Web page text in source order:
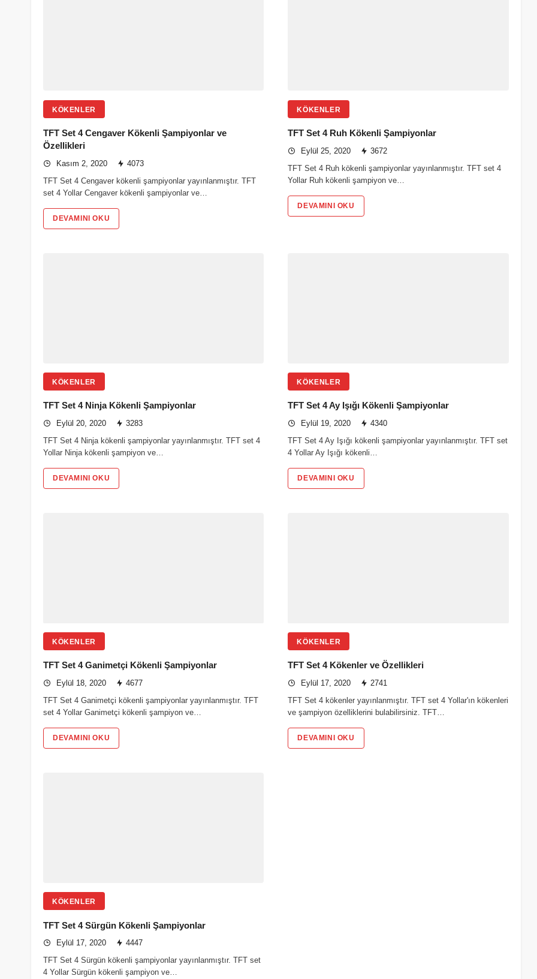
KÖKENLER
TFT Set 4 Cengaver Kökenli Şampiyonlar ve
Özellikleri
Kasım 2, 2020
4073
TFT Set 4 Cengaver kökenli şampiyonlar yayınlanmıştır. TFT
set 4 Yollar Cengaver kökenli şampiyonlar ve…
DEVAMINI OKU
KÖKENLER
TFT Set 4 Ruh Kökenli Şampiyonlar
Eylül 25, 2020
3672
TFT Set 4 Ruh kökenli şampiyonlar yayınlanmıştır. TFT set 4
Yollar Ruh kökenli şampiyon ve…
DEVAMINI OKU
KÖKENLER
TFT Set 4 Ninja Kökenli Şampiyonlar
Eylül 20, 2020
3283
TFT Set 4 Ninja kökenli şampiyonlar yayınlanmıştır. TFT set 4
Yollar Ninja kökenli şampiyon ve…
DEVAMINI OKU
KÖKENLER
TFT Set 4 Ay Işığı Kökenli Şampiyonlar
Eylül 19, 2020
4340
TFT Set 4 Ay Işığı kökenli şampiyonlar yayınlanmıştır. TFT set
4 Yollar Ay Işığı kökenli…
DEVAMINI OKU
KÖKENLER
TFT Set 4 Ganimetçi Kökenli Şampiyonlar
Eylül 18, 2020
4677
TFT Set 4 Ganimetçi kökenli şampiyonlar yayınlanmıştır. TFT
set 4 Yollar Ganimetçi kökenli şampiyon ve…
DEVAMINI OKU
KÖKENLER
TFT Set 4 Kökenler ve Özellikleri
Eylül 17, 2020
2741
TFT Set 4 kökenler yayınlanmıştır. TFT set 4 Yollar'ın kökenleri
ve şampiyon özelliklerini bulabilirsiniz. TFT…
DEVAMINI OKU
KÖKENLER
TFT Set 4 Sürgün Kökenli Şampiyonlar
Eylül 17, 2020
4447
TFT Set 4 Sürgün kökenli şampiyonlar yayınlanmıştır. TFT set
4 Yollar Sürgün kökenli şampiyon ve…